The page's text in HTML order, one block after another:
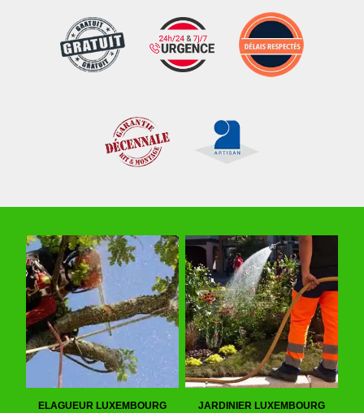
ELAGUEUR LUXEMBOURG JARDINIER LUXEMBOURG